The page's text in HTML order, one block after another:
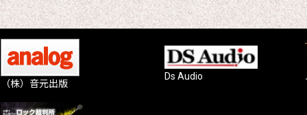
（株）音元出版
Ds Audio